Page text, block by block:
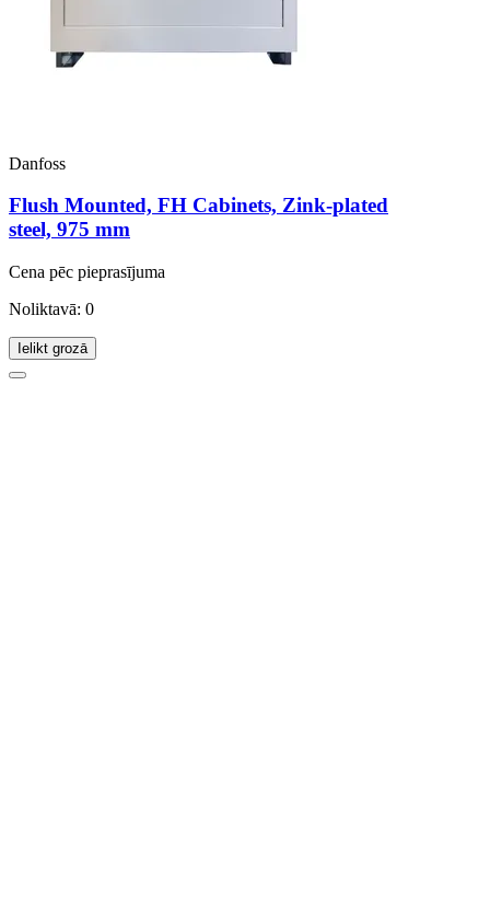
Danfoss
Flush Mounted, FH Cabinets, Zink-plated
steel, 975 mm
Cena pēc pieprasījuma
Noliktavā: 0
Ielikt grozā